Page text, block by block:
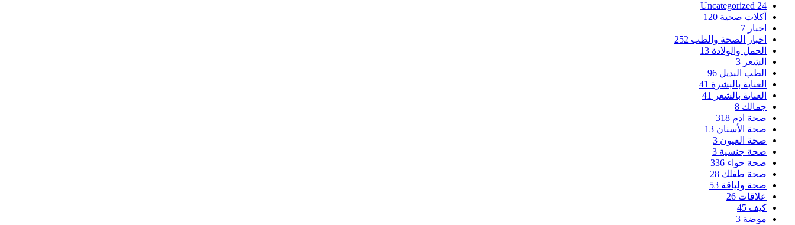
Uncategorized 24
أكلات صحية 120
اخبار 7
اخبار الصحة والطب 252
الحمل والولادة 13
الشعر 3
الطب البديل 96
العناية بالبشرة 41
العناية بالشعر
41
جمالك 8
صحة ادم 318
صحة الأسنان 13
صحة العيون 3
صحة جنسية 3
صحة حواء 336
صحة طفلك 28
صحة ولياقة 53
علاقات 26
كيف 45
موضة 3